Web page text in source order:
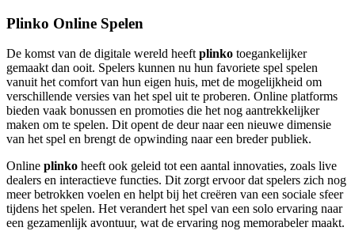
Plinko Online Spelen
De komst van de digitale wereld heeft plinko toegankelijker
gemaakt dan ooit. Spelers kunnen nu hun favoriete spel spelen
vanuit het comfort van hun eigen huis, met de mogelijkheid om
verschillende versies van het spel uit te proberen. Online platforms
bieden vaak bonussen en promoties die het nog aantrekkelijker
maken om te spelen. Dit opent de deur naar een nieuwe dimensie
van het spel en brengt de opwinding naar een breder publiek.
Online plinko heeft ook geleid tot een aantal innovaties, zoals live
dealers en interactieve functies. Dit zorgt ervoor dat spelers zich nog
meer betrokken voelen en helpt bij het creëren van een sociale sfeer
tijdens het spelen. Het verandert het spel van een solo ervaring naar
een gezamenlijk avontuur, wat de ervaring nog memorabeler maakt.